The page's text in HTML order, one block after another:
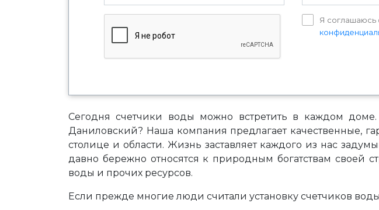
Я соглашаюсь
Сегодня счетчики воды можно встретить в каждом
Даниловский? Наша компания предлагает качественные,
столице и области. Жизнь заставляет каждого из нас
давно бережно относятся к природным богатствам своей
воды и прочих ресурсов.
Если прежде многие люди считали установку счетчиков